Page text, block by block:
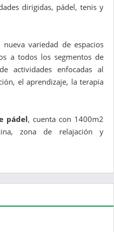
dirigidas, pádel, tenis y
variedad de espacios
a todos los segmentos de
actividades enfocadas al
el aprendizaje, la terapia
pádel, cuenta con 1400m2
zona de relajación y